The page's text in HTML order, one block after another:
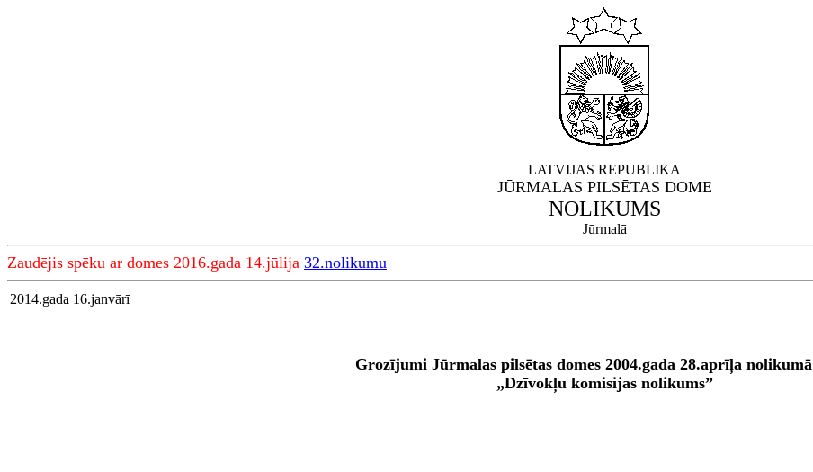
LATVIJAS REPUBLIKA
JŪRMALAS PILSĒTAS DOME
NOLIKUMS
Jūrmalā
Zaudējis spēku ar domes 2016.gada 14.jūlija 32.nolikumu
2014.gada 16.janvārī
Grozījumi Jūrmalas pilsētas domes 2004.gada 28.aprīļa nolikumā
„Dzīvokļu komisijas nolikums”